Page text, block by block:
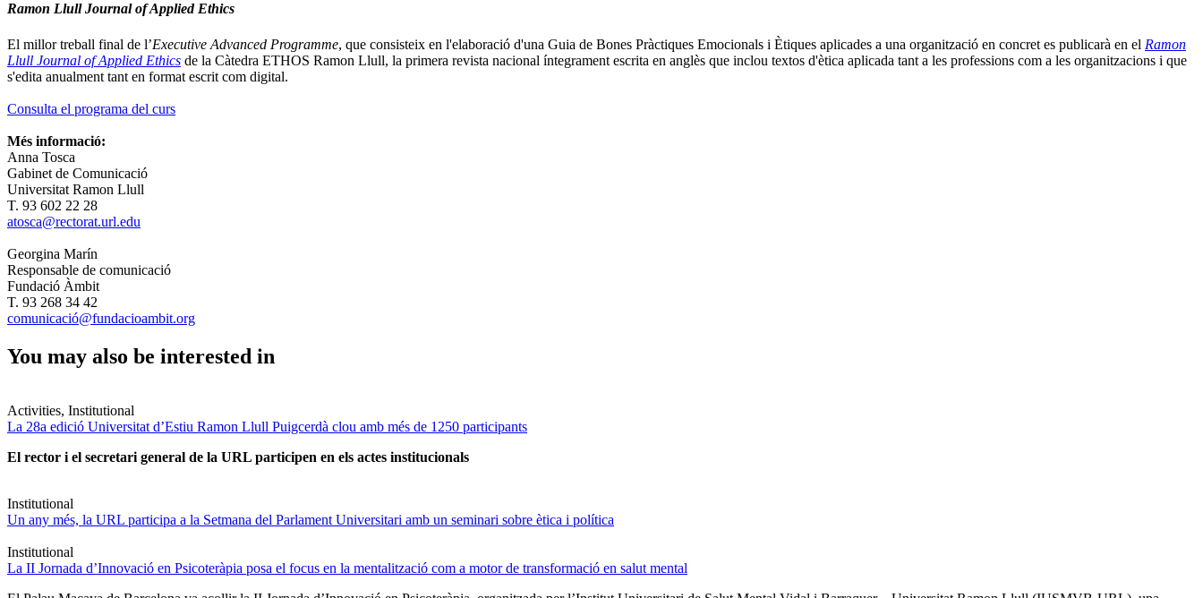
Ramon Llull Journal of Applied Ethics
El millor treball final de l’Executive Advanced Programme, que consisteix en l'elaboració d'una Guia de Bones Pràctiques Emocionals i Ètiques aplicades a una organització en concret es publicarà en el Ramon
Llull Journal of Applied Ethics de la Càtedra ETHOS Ramon Llull, la primera revista nacional íntegrament escrita en anglès que inclou textos d'ètica aplicada tant a les professions com a les organitzacions i que
s'edita anualment tant en format escrit com digital.
Consulta el programa del curs
Més informació:
Anna Tosca
Gabinet de Comunicació
Universitat Ramon Llull
T. 93 602 22 28
atosca@rectorat.url.edu
Georgina Marín
Responsable de comunicació
Fundació Àmbit
T. 93 268 34 42
comunicació@fundacioambit.org
You may also be interested in
Activities, Institutional
La 28a edició Universitat d’Estiu Ramon Llull Puigcerdà clou amb més de 1250 participants
El rector i el secretari general de la URL participen en els actes institucionals
Institutional
Un any més, la URL participa a la Setmana del Parlament Universitari amb un seminari sobre ètica i política
Institutional
La II Jornada d’Innovació en Psicoteràpia posa el focus en la mentalització com a motor de transformació en salut mental